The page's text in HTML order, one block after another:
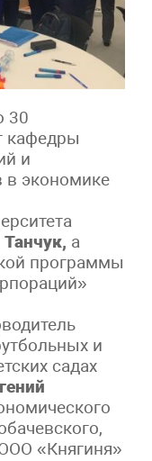
30
кафедры
и
в экономике
а
программы
и
садах
«Княгиня»